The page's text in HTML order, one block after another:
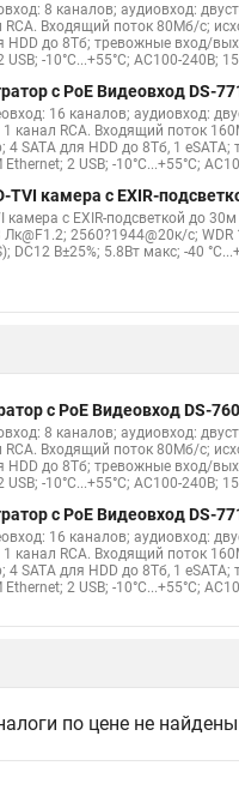
8 каналов; аудиовход:
RCA. Входящий поток 80Мб/с;
HDD до 8Тб; тревожные вход/
-10°C...+55°C; AC100-240В;
c PoE Видеовход DS-
16 каналов; аудиовход:
1 канал RCA. Входящий поток
SATA для HDD до 8Тб, 1
2 USB; -10°C...+55°C;
камера с EXIR-
с EXIR-подсветкой до
2560?1944@20к/с; WDR
В±25%; 5.8Вт макс; -40
c PoE Видеовход DS-
8 каналов; аудиовход:
RCA. Входящий поток 80Мб/с;
HDD до 8Тб; тревожные вход/
-10°C...+55°C; AC100-240В;
c PoE Видеовход DS-
16 каналов; аудиовход:
1 канал RCA. Входящий поток
SATA для HDD до 8Тб, 1
2 USB; -10°C...+55°C;
по цене не найдены